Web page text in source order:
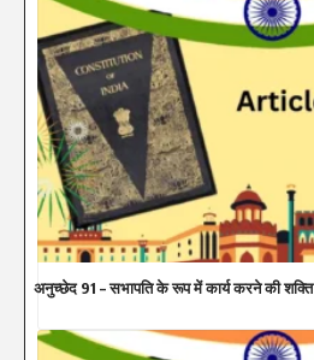
अनुच्छेद 91 – सभापति के रूप में कार्य करने की शक्ति